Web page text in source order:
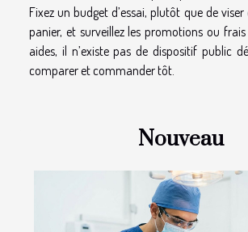
Fixez un budget d’essai, plutôt que de viser
panier, et surveillez les promotions ou
aides, il n’existe pas de dispositif public
comparer et commander tôt.
Nouveau